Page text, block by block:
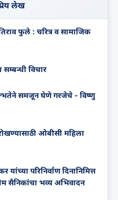
लेख
फुले : चरित्र व सामाजिक
विचार
समजून घेणे गरजेचे - विष्णु
ओबीसी महिला
परिनिर्वाण दिनानिमित्त
सैनिकांचा भव्य अभिवादन